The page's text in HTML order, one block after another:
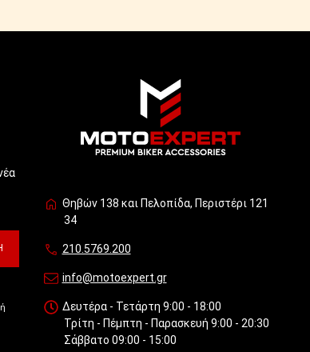
Θηβών 138 και Πελοπίδα, Περιστέρι 121
34
210.5769.200
info@motoexpert.gr
Δευτέρα - Τετάρτη 9:00 - 18:00
Τρίτη - Πέμπτη - Παρασκευή 9:00 - 20:30
Σάββατο 09:00 - 15:00